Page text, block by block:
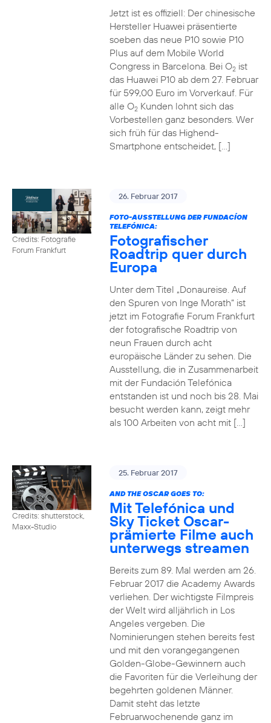
Jetzt ist es offiziell: Der chinesische
Hersteller Huawei präsentierte
soeben das neue P10 sowie P10
Plus auf dem Mobile World
Congress in Barcelona. Bei O2ist
das Huawei P10 ab dem 27. Februar
für 599,00 Euro im Vorverkauf. Für
alle O2Kunden lohnt sich das
Vorbestellen ganz besonders. Wer
sich früh für das Highend-
Smartphone entscheidet, […]
Credits: Fotografie
Forum Frankfurt
26. Februar 2017
FOTO-AUSSTELLUNG DER FUNDACÍON
TELEFÓNICA:
Fotografischer
Roadtrip quer durch
Europa
Unter dem Titel „Donaureise. Auf
den Spuren von Inge Morath“ ist
jetzt im Fotografie Forum Frankfurt
der fotografische Roadtrip von
neun Frauen durch acht
europäische Länder zu sehen. Die
Ausstellung, die in Zusammenarbeit
mit der Fundación Telefónica
entstanden ist und noch bis 28. Mai
besucht werden kann, zeigt mehr
als 100 Arbeiten von acht mit […]
Credits: shutterstock,
Maxx-Studio
25. Februar 2017
AND THE OSCAR GOES TO:
Mit Telefónica und
Sky Ticket Oscar-
prämierte Filme auch
unterwegs streamen
Bereits zum 89. Mal werden am 26.
Februar 2017 die Academy Awards
verliehen. Der wichtigste Filmpreis
der Welt wird alljährlich in Los
Angeles vergeben. Die
Nominierungen stehen bereits fest
und mit den vorangegangenen
Golden-Globe-Gewinnern auch
die Favoriten für die Verleihung der
begehrten goldenen Männer.
Damit steht das letzte
Februarwochenende ganz im